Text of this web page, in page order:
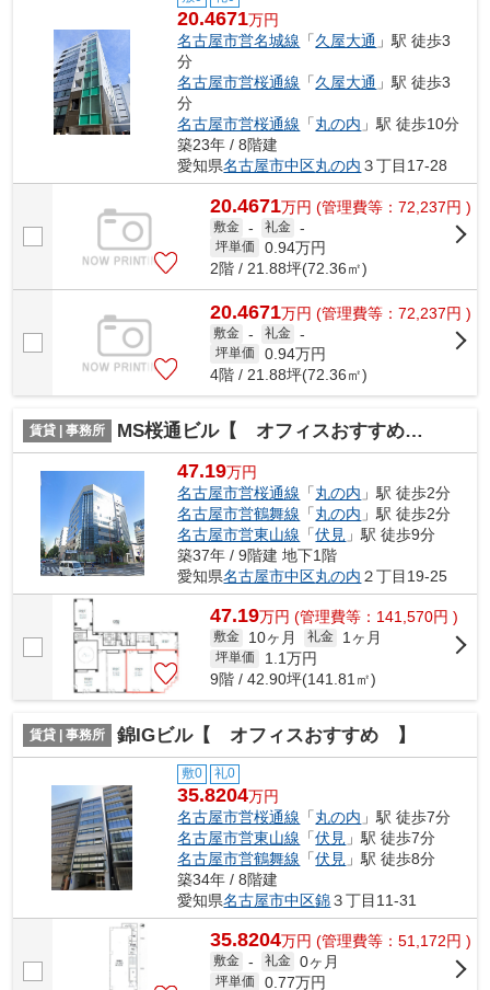
20.4671万円
名古屋市営名城線 「久屋大通 」駅 徒歩3
分
名古屋市営桜通線 「久屋大通 」駅 徒歩3
分
名古屋市営桜通線 「丸の内 」駅 徒歩10分
築23年 / 8階建
愛知県名古屋市中区丸の内 ３丁目17-28
20.4671万円 (管理費等：72,237円 )
敷金 - 礼金 -
坪単価 0.94万円
2階 / 21.88坪(72.36㎡)
20.4671万円 (管理費等：72,237円 )
敷金 - 礼金 -
坪単価 0.94万円
4階 / 21.88坪(72.36㎡)
賃貸 | 事務所 MS桜通ビル【 オフィスおすすめ 】
47.19万円
名古屋市営桜通線 「丸の内 」駅 徒歩2分
名古屋市営鶴舞線 「丸の内 」駅 徒歩2分
名古屋市営東山線 「伏見 」駅 徒歩9分
築37年 / 9階建 地下1階
愛知県名古屋市中区丸の内 ２丁目19-25
47.19万円 (管理費等：141,570円 )
敷金 10ヶ月 礼金 1ヶ月
坪単価 1.1万円
9階 / 42.90坪(141.81㎡)
賃貸 | 事務所 錦IGビル【 オフィスおすすめ 】
敷0 礼0
35.8204万円
名古屋市営桜通線 「丸の内 」駅 徒歩7分
名古屋市営東山線 「伏見 」駅 徒歩7分
名古屋市営鶴舞線 「伏見 」駅 徒歩8分
築34年 / 8階建
愛知県名古屋市中区錦３丁目11-31
35.8204万円 (管理費等：51,172円 )
敷金 - 礼金 0ヶ月
坪単価 0.77万円